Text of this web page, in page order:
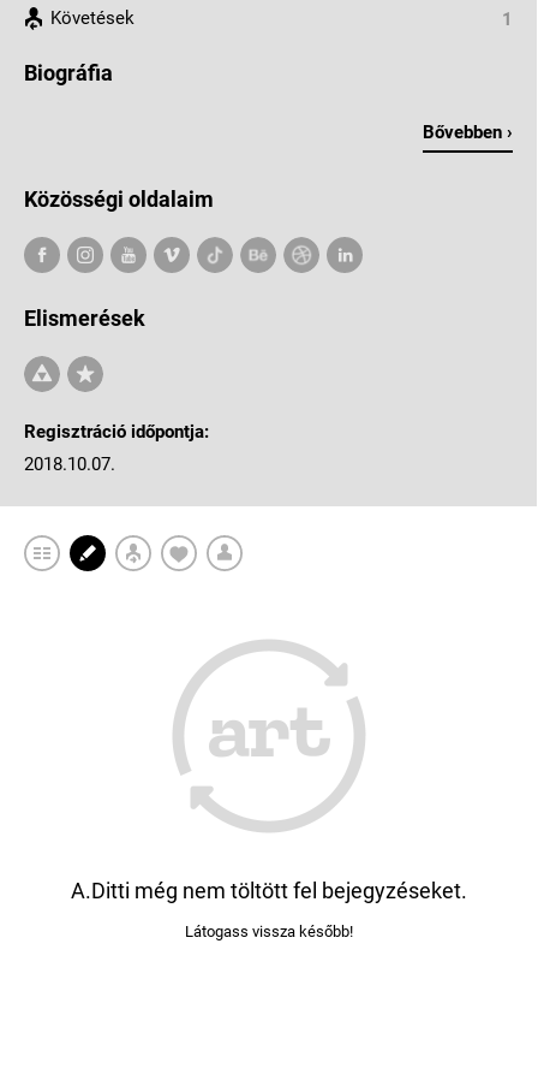
Követések
1
Biográfia
Bővebben ›
Közösségi oldalaim
Elismerések
Regisztráció időpontja:
2018.10.07.
A.Ditti még nem töltött fel bejegyzéseket.
Látogass vissza később!